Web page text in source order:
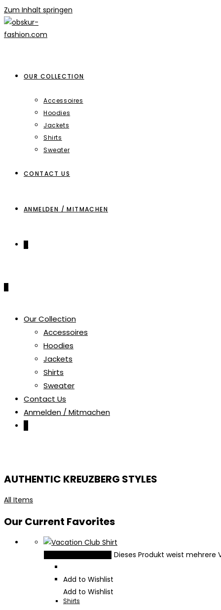
Zum Inhalt springen
OUR COLLECTION
Accessoires
Hoodies
Jackets
Shirts
Sweater
CONTACT US
ANMELDEN / MITMACHEN
Our Collection
Accessoires
Hoodies
Jackets
Shirts
Sweater
Contact Us
Anmelden / Mitmachen
AUTHENTIC KREUZBERG STYLES
All Items
Our Current Favorites
Dieses Produkt weist
Add to Wishlist
Add to Wishlist
Shirts